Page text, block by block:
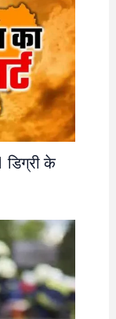
डिग्री के